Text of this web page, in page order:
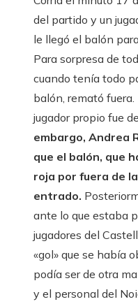
del partido y un
le llegó el balón
Para sorpresa de
cuando tenía todo
balón, remató
jugador propio fue
embargo, Andrea
que el balón, que
roja por fuera de
entrado.
ante lo que estaba
jugadores del
«gol» que se había
podía ser de otra
y el personal del